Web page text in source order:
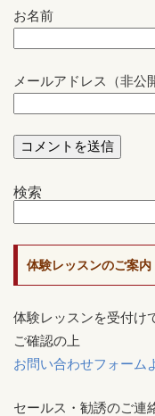
お名前
メールアドレス（非公
検索
体験レッスンのご案内
体験レッスンを受付け
ご確認の上
お問い合わせフォーム
セールス・勧誘のご連